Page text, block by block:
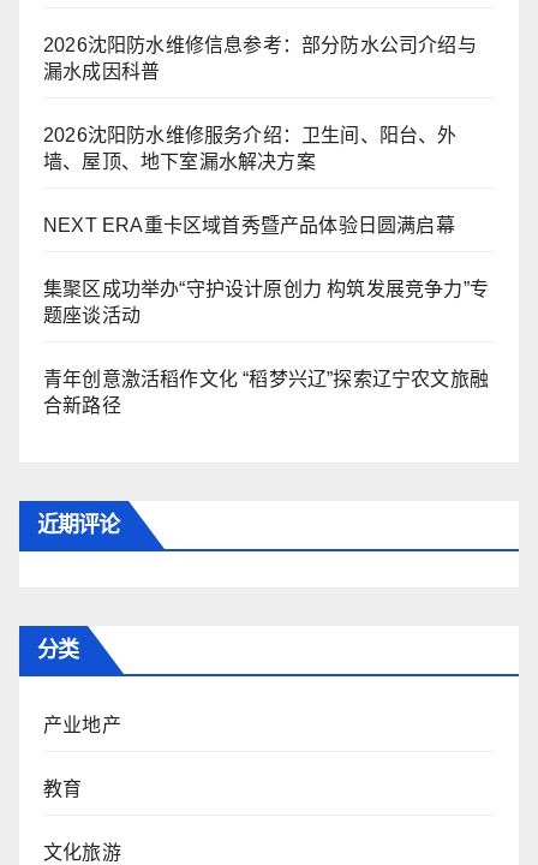
2026沈阳防水维修信息参考：部分防水公司介绍与
漏水成因科普
2026沈阳防水维修服务介绍：卫生间、阳台、外
墙、屋顶、地下室漏水解决方案
NEXT ERA重卡区域首秀暨产品体验日圆满启幕
集聚区成功举办“守护设计原创力 构筑发展竞争力”专
题座谈活动
青年创意激活稻作文化 “稻梦兴辽”探索辽宁农文旅融
合新路径
近期评论
分类
产业地产
教育
文化旅游